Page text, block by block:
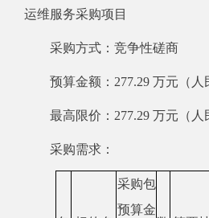
运维服务采购项目
采购方式：竞争性磋商
预算金额：277.29 万元（人
最高限价：277.29 万元（人
采购需求：
采购包
预算金